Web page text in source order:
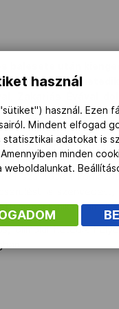
balesete után
olimpiai hetedik
Zakariás Évával
Zauchenseeben
a lába, majd nagyot
szállították
is
magánklinikán,
olimpiai hetedik
használ
használ. Ezen
Mindent elfogad
statisztikai adatokat is
minden
weboldalunkat.